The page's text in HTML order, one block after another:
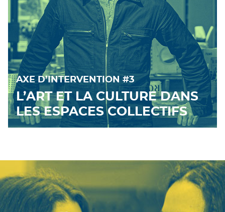
AXE D’INTERVENTION #3
L’ART ET LA CULTURE DANS
LES ESPACES COLLECTIFS